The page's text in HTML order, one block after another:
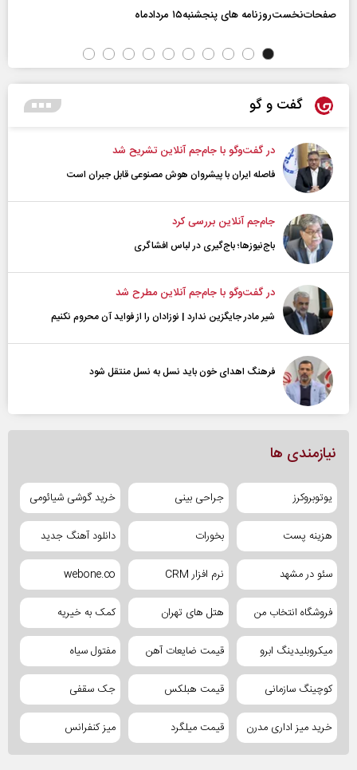
صفحات‌نخست‌روزنامه ها‌ی پنجشنبه‌۱۵ مردادماه
گفت و گو
در گفت‌و‌گو با جام‌جم آنلاین تشریح شد
فاصله ایران با پیشرو‌ان هوش مصنوعی قابل جبران است
جام‌جم آنلاین بررسی کرد
باج‌نیوزها؛ باج‌گیری در لباس افشاگری
در گفت‌و‌گو با جام‌جم آنلاین مطرح شد
شیر مادر جایگزین ندارد | نوزادان را از فواید آن محروم نکنیم
فرهنگ اهدای خون باید نسل به نسل منتقل شود
نیازمندی ها
یوتوبروکرز جراحی بینی خرید گوشی شیائومی
هزینه پست بخورات دانلود آهنگ جدید
سئو در مشهد نرم افزار CRM webone.co
فروشگاه انتخاب من هتل های تهران کمک به خیریه
میکروبلیدینگ ابرو قیمت ضایعات آهن مفتول سیاه
کوچینگ سازمانی قیمت هبلکس جک سقفی
خرید میز اداری مدرن قیمت میلگرد میز کنفرانس